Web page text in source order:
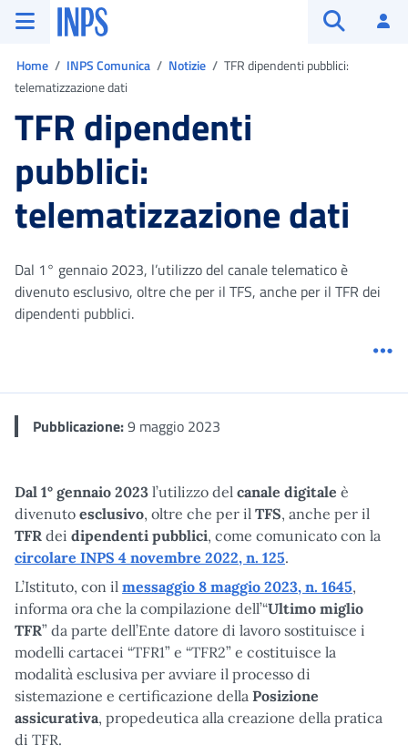
Vai al menu principale
Vai al contenuto principale
Vai al pie' di pagina
INPS ()
Home INPS Comunica Notizie
TFR dipendenti pubblici:
telematizzazione dati
TFR dipendenti
pubblici:
telematizzazione dati
Dal 1° gennaio 2023, l’utilizzo del canale telematico è
divenuto esclusivo, oltre che per il TFS, anche per il TFR dei
dipendenti pubblici.
Pubblicazione:9 maggio 2023
Dal 1° gennaio 2023 l’utilizzo del canale digitale è
divenuto esclusivo, oltre che per il TFS, anche per il
TFR dei dipendenti pubblici, come comunicato con la
circolare INPS 4 novembre 2022, n. 125.
L’Istituto, con il messaggio 8 maggio 2023, n. 1645,
informa ora che la compilazione dell’“Ultimo miglio
TFR” da parte dell’Ente datore di lavoro sostituisce i
modelli cartacei “TFR1” e “TFR2” e costituisce la
modalità esclusiva per avviare il processo di
sistemazione e certificazione della Posizione
assicurativa, propedeutica alla creazione della pratica
di TFR.